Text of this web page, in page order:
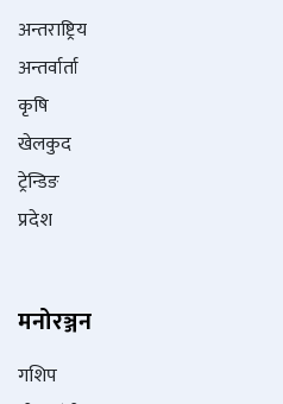
अन्तराष्ट्रिय
अन्तर्वार्ता
कृषि
खेलकुद
ट्रेन्डिङ
प्रदेश
मनोरञ्जन
गशिप